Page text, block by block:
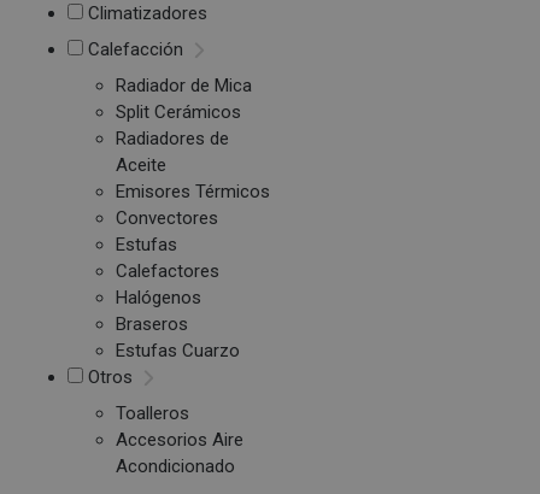
Climatizadores
Calefacción
Radiador de Mica
Split Cerámicos
Radiadores de
Aceite
Emisores Térmicos
Convectores
Estufas
Calefactores
Halógenos
Braseros
Estufas Cuarzo
Otros
Toalleros
Accesorios Aire
Acondicionado